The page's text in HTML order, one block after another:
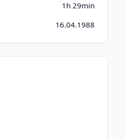
1h 29min
16.04.1988